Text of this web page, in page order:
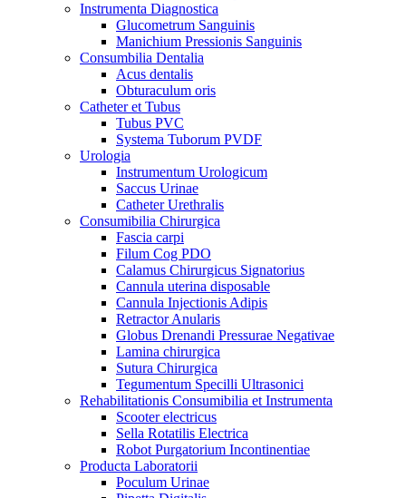
Instrumenta Diagnostica
Glucometrum Sanguinis
Manichium Pressionis Sanguinis
Consumbilia Dentalia
Acus dentalis
Obturaculum oris
Catheter et Tubus
Tubus PVC
Systema Tuborum PVDF
Urologia
Instrumentum Urologicum
Saccus Urinae
Catheter Urethralis
Consumibilia Chirurgica
Fascia carpi
Filum Cog PDO
Calamus Chirurgicus Signatorius
Cannula uterina disposable
Cannula Injectionis Adipis
Retractor Anularis
Globus Drenandi Pressurae Negativae
Lamina chirurgica
Sutura Chirurgica
Tegumentum Specilli Ultrasonici
Rehabilitationis Consumibilia et Instrumenta
Scooter electricus
Sella Rotatilis Electrica
Robot Purgatorium Incontinentiae
Producta Laboratorii
Poculum Urinae